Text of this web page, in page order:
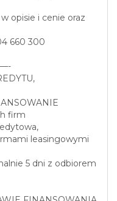
opisie i cenie oraz
660 300
firm
leasingowymi
5 dni z odbiorem